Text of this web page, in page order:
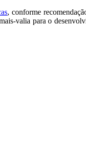
, conforme
valia para o